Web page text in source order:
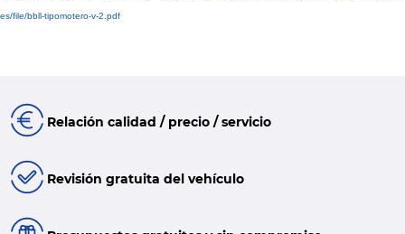
es/file/bbll-tipomotero-v-2.pdf
Relación calidad / precio / servicio
Revisión gratuita del vehículo